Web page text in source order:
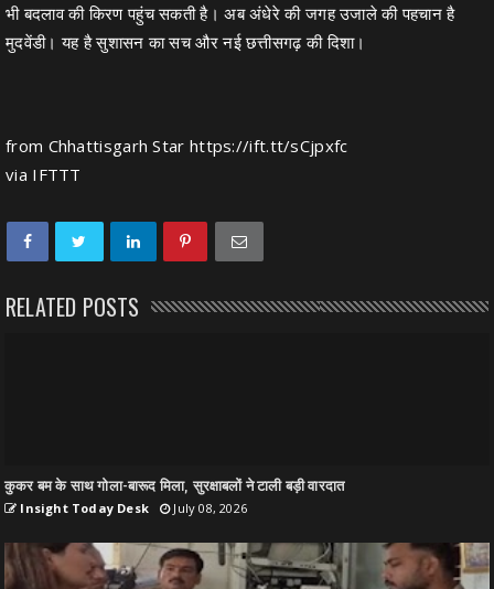
भी बदलाव की किरण पहुंच सकती है। अब अंधेरे की जगह उजाले की पहचान है
मुदवेंडी। यह है सुशासन का सच और नई छत्तीसगढ़ की दिशा।
from Chhattisgarh Star https://ift.tt/sCjpxfc
via IFTTT
RELATED POSTS
कुकर बम के साथ गोला-बारूद मिला, सुरक्षाबलों ने टाली बड़ी वारदात
Insight Today Desk July 08, 2026